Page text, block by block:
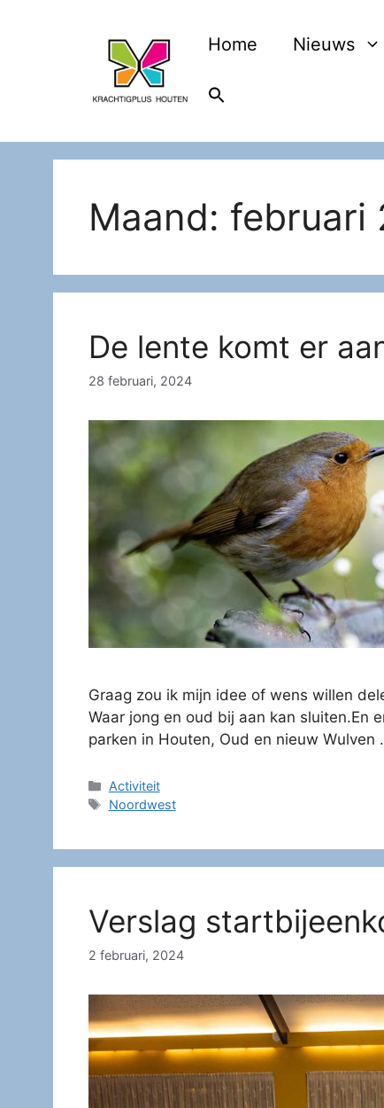
Home Nieuws
Maand: februari
De lente komt er
28 februari, 2024
Graag zou ik mijn idee of wens willen
Waar jong en oud bij aan kan sluiten.En
parken in Houten, Oud en nieuw Wulven
Categorieën
Activiteit
Tags
Noordwest
Verslag
2 februari, 2024